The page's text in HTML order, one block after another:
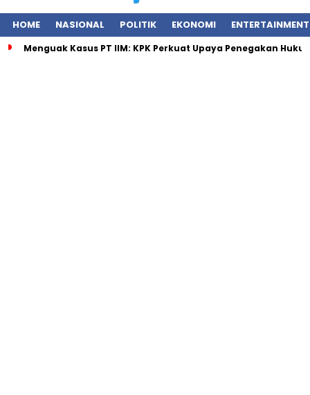
HOME NASIONAL POLITIK EKONOMI ENTERTAINMENT
Menguak Kasus PT IIM: KPK Perkuat Upaya Penegakan